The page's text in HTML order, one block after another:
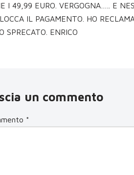
I 49,99 EURO. VERGOGNA….. E
IL PAGAMENTO. HO
SPRECATO. ENRICO
un commento
*